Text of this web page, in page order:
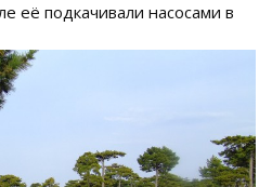
её подкачивали насосами в